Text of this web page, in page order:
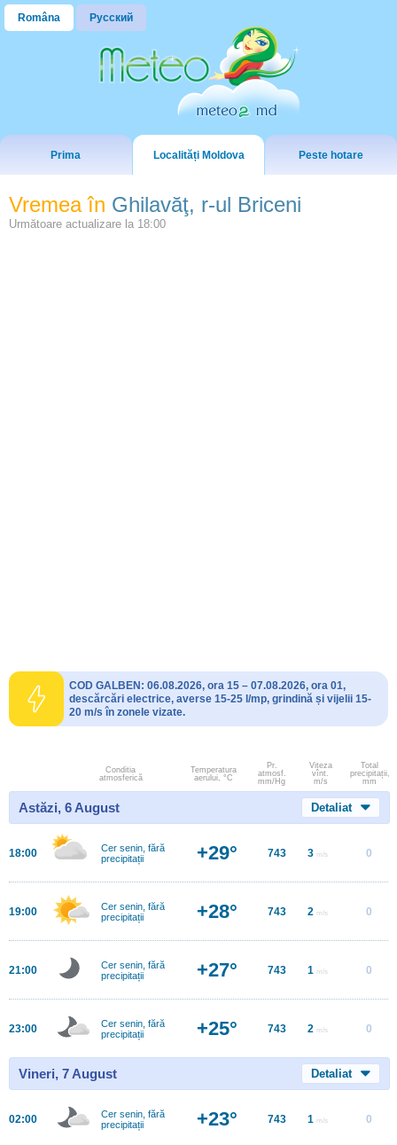
Româna Русский
Prima Localități Moldova Peste hotare
Vremea în Ghilavăţ, r-ul Briceni
Următoare actualizare la 18:00
COD GALBEN: 06.08.2026, ora 15 – 07.08.2026, ora 01,
descărcări electrice, averse 15-25 l/mp, grindină și vijelii 15-
20 m/s în zonele vizate.
Conditia
atmosferică
Temperatura
aerului, °C
Pr.
atmosf.
mm/Hg
Viteza
vînt.
m/s
Total
precipitații,
mm
Astăzi, 6 August Detaliat
18:00
Cer senin, fără
precipitații
+29° 743 3 m/s 0
19:00
Cer senin, fără
precipitații
+28° 743 2 m/s 0
21:00
Cer senin, fără
precipitații
+27° 743 1 m/s 0
23:00
Cer senin, fără
precipitații
+25° 743 2 m/s 0
Vineri, 7 August Detaliat
02:00
Cer senin, fără
precipitații
+23° 743 1 m/s 0